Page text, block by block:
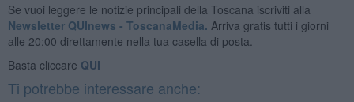
Se vuoi leggere le notizie principali della Toscana iscriviti alla
Newsletter QUInews - ToscanaMedia. Arriva gratis tutti i giorni
alle 20:00 direttamente nella tua casella di posta.
Basta cliccare QUI
Ti potrebbe interessare anche: